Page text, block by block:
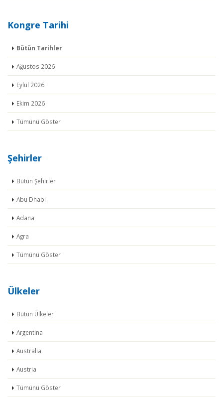
Kongre Tarihi
Bütün Tarihler
Ağustos 2026
Eylül 2026
Ekim 2026
Tümünü Göster
Şehirler
Bütün Şehirler
Abu Dhabi
Adana
Agra
Tümünü Göster
Ülkeler
Bütün Ülkeler
Argentina
Australia
Austria
Tümünü Göster